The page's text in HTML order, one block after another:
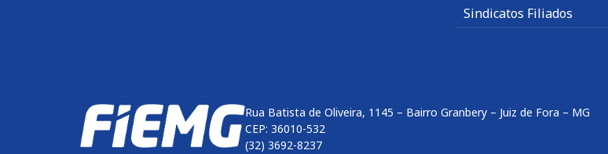
Sindicatos Filiados
Rua Batista de Oliveira, 1145 – Bairro Granbery – Juiz de Fora – MG
CEP: 36010-532
(32) 3692-8237